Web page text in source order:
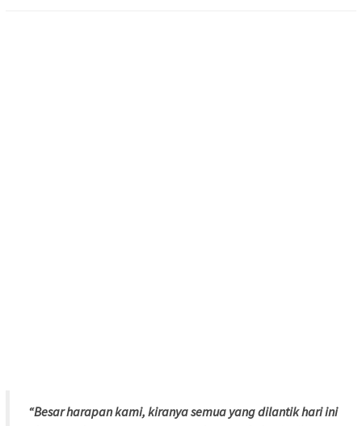
“Besar harapan kami, kiranya semua yang dilantik hari ini